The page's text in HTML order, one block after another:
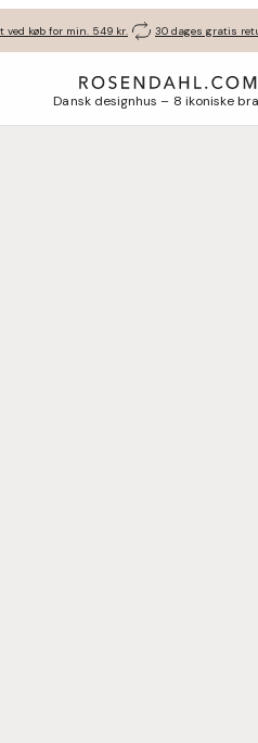
ved køb for min. 549 kr. 30 dages gratis
Dansk designhus – 8 ikoniske